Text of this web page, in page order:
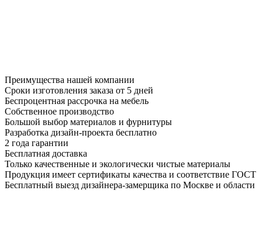
Преимущества нашей компании
Сроки изготовления заказа от 5 дней
Беспроцентная рассрочка на мебель
Собственное производство
Большой выбор материалов и фурнитуры
Разработка дизайн-проекта бесплатно
2 года гарантии
Бесплатная доставка
Только качественные и экологически чистые материалы
Продукция имеет сертификаты качества и соответствие ГОСТ
Бесплатный выезд дизайнера-замерщика по Москве и области